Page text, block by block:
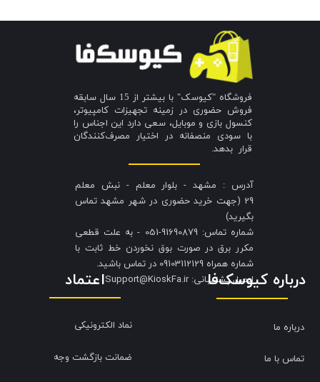
فروشگاه "کیوسک" با بیشتر از 15 سال سابقه
فروش حضوری در زمینه تجهیزات کامپیوتر،
کنسول بازی و موبایل، سعی دارد این اجناس را
با سودی منصفانه در اختیار مصرف‌کنندگان
قرار بدهد.
آدرس : مشهد - بلوار معلم - نبش معلم
29 (جهت خرید حضوری در شهر مشهد تماس
بگیرید)
شماره تماس: 91690879-051 - به علت قطعی
مکرر برق در صورت بوق نخوردن خط ثابت با
شماره همراه 09103112129 در تماس باشید.
​​​​​​​ایمیل پشتیبانی: Support@KioskFa.ir
اعتماد
نماد الکترونیکی
ضمانت بازگشت وجه
درباره کیوسک‌فا
درباره ما
تماس با ما